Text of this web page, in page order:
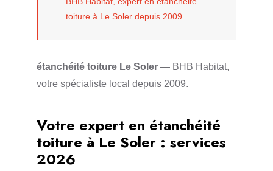
toiture à Le Soler depuis 2009
étanchéité toiture Le Soler — BHB Habitat,
votre spécialiste local depuis 2009.
Votre expert en étanchéité
toiture à Le Soler : services
2026